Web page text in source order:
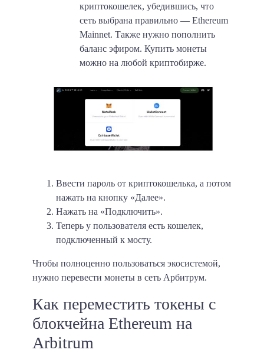
криптокошелек, убедившись, что
сеть выбрана правильно — Ethereum
Mainnet. Также нужно пополнить
баланс эфиром. Купить монеты
можно на любой криптобирже.
Ввести пароль от криптокошелька, а потом
нажать на кнопку «Далее».
Нажать на «Подключить».
Теперь у пользователя есть кошелек,
подключенный к мосту.
Чтобы полноценно пользоваться экосистемой,
нужно перевести монеты в сеть Арбитрум.
Как переместить токены с
блокчейна Ethereum на
Arbitrum